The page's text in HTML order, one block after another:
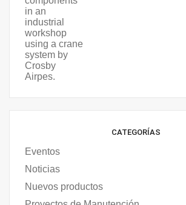
CATEGORÍAS
Eventos
Noticias
Nuevos productos